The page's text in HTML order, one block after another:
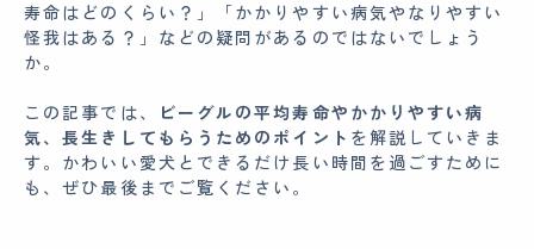
寿命はどのくらい？」「かかりやすい病気やなりやすい
怪我はある？」などの疑問があるのではないでしょう
か。
この記事では、
ビーグルの平均寿命やかかりやすい病
気、長生きしてもらうためのポイント を解説していきま
す。かわいい愛犬とできるだけ長い時間を過ごすために
も、ぜひ最後までご覧ください。